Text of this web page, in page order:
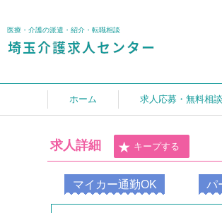
医療・介護の派遣・紹介・転職相談
ホーム 求人応募・無料相談
求人詳細 キープする
マイカー通勤OK パ